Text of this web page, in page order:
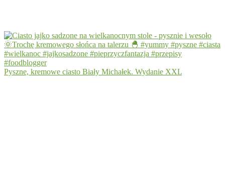
Pyszne, kremowe ciasto Biały Michałek. Wydanie XXL